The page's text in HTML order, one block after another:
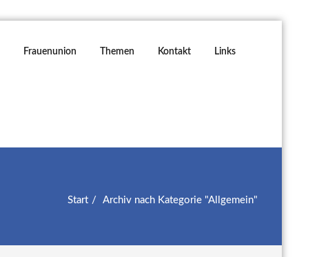
Frauenunion Themen Kontakt Links
Start Archiv nach Kategorie "Allgemein"